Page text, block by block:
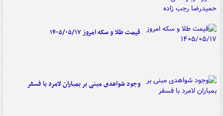
قیمت طلا و سکه امروز ۱۴۰۵/۰۵/۱۷
وجود شواهدی مبنی بر بمباران لامرد با فسفر